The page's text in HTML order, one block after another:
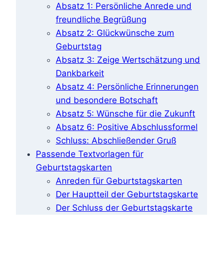
Absatz 1: Persönliche Anrede und
freundliche Begrüßung
Absatz 2: Glückwünsche zum
Geburtstag
Absatz 3: Zeige Wertschätzung und
Dankbarkeit
Absatz 4: Persönliche Erinnerungen
und besondere Botschaft
Absatz 5: Wünsche für die Zukunft
Absatz 6: Positive Abschlussformel
Schluss: Abschließender Gruß
Passende Textvorlagen für
Geburtstagskarten
Anreden für Geburtstagskarten
Der Hauptteil der Geburtstagskarte
Der Schluss der Geburtstagskarte